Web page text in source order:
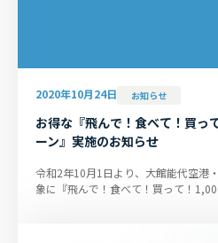
2020年10月24日 お知らせ
お得な『飛んで！食べて！買っ
ーン』実施のお知らせ
令和2年10月1日より、大館能代空港
象に『飛んで！食べて！買って！